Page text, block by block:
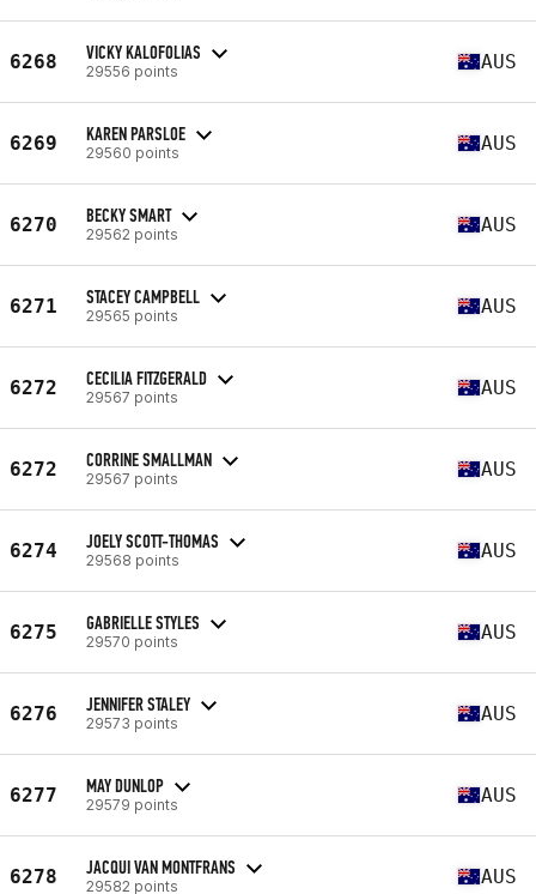
6268 VICKY KALOFOLIAS
29556 points AUS
6269 KAREN PARSLOE
29560 points AUS
6270 BECKY SMART
29562 points AUS
6271 STACEY CAMPBELL
29565 points AUS
6272 CECILIA FITZGERALD
29567 points AUS
6272 CORRINE SMALLMAN
29567 points AUS
6274 JOELY SCOTT-THOMAS
29568 points AUS
6275 GABRIELLE STYLES
29570 points AUS
6276 JENNIFER STALEY
29573 points AUS
6277 MAY DUNLOP
29579 points AUS
6278 JACQUI VAN MONTFRANS
29582 points AUS